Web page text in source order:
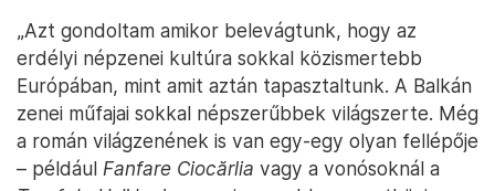
„Azt gondoltam amikor belevágtunk, hogy az
erdélyi népzenei kultúra sokkal közismertebb
Európában, mint amit aztán tapasztaltunk. A Balkán
zenei műfajai sokkal népszerűbbek világszerte. Még
a román világzenének is van egy-egy olyan fellépője
– például Fanfare Ciocărlia vagy a vonósoknál a